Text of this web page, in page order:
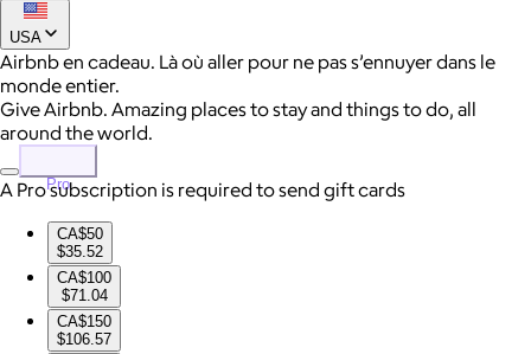
USA
Airbnb en cadeau. Là où aller pour ne pas s’ennuyer dans le
monde entier.
Give Airbnb. Amazing places to stay and things to do, all
around the world.
Pro
A Pro subscription is required to send gift cards
CA$50
$35.52
CA$100
$71.04
CA$150
$106.57